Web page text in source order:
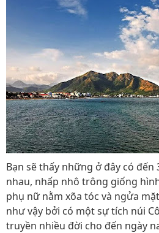
Bạn sẽ thấy những ở đây có
nhau, nhấp nhô trông giống
phụ nữ nằm xõa tóc và ngửa
như vậy bởi có một sự tích núi
truyền nhiều đời cho đến ngày